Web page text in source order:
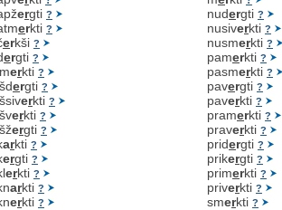
ergti ?
erkti ?
erkši ?
ergti ?
erkti ?
ergti ?
erkti ?
erkti ?
ergti ?
arkti ?
ergti ?
erkti ?
arkti ?
erkti ?
nudergti ?
nusiverkti ?
nusmerkti ?
pamerkti ?
pasmerkti ?
pavergti ?
paverkti ?
pramerkti ?
praverkti ?
pridergti ?
prikergti ?
primerkti ?
priverkti ?
smerkti ?